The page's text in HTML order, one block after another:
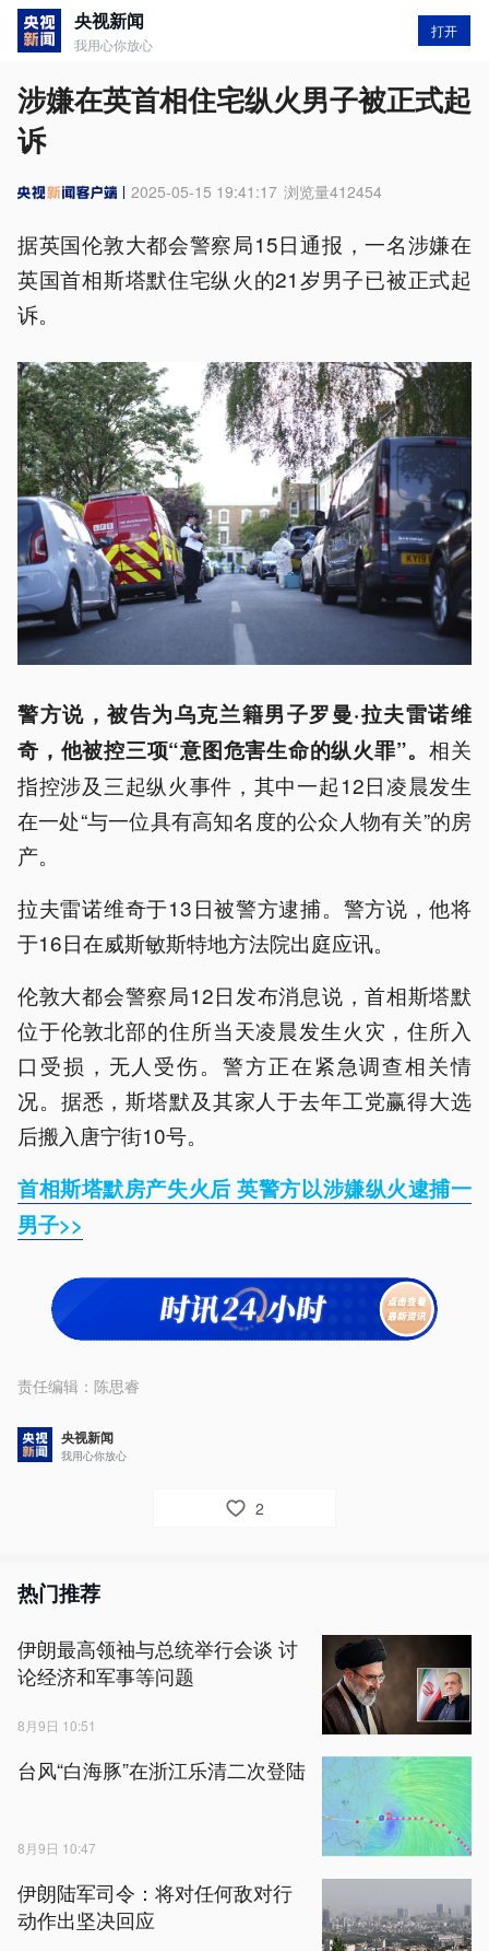
央视新闻
我用心你放心
打开
涉嫌在英首相住宅纵火男子被正式起
诉
2025-05-15 19:41:17 浏览量412454
据英国伦敦大都会警察局15日通报，一名涉嫌在
英国首相斯塔默住宅纵火的21岁男子已被正式起
诉。
警方说，被告为乌克兰籍男子罗曼·拉夫雷诺维
奇，他被控三项“意图危害生命的纵火罪”。相关
指控涉及三起纵火事件，其中一起12日凌晨发生
在一处“与一位具有高知名度的公众人物有关”的房
产。
拉夫雷诺维奇于13日被警方逮捕。警方说，他将
于16日在威斯敏斯特地方法院出庭应讯。
伦敦大都会警察局12日发布消息说，首相斯塔默
位于伦敦北部的住所当天凌晨发生火灾，住所入
口受损，无人受伤。警方正在紧急调查相关情
况。据悉，斯塔默及其家人于去年工党赢得大选
后搬入唐宁街10号。
首相斯塔默房产失火后 英警方以涉嫌纵火逮捕一
男子>>
责任编辑： 陈思睿
央视新闻
我用心你放心
2
热门推荐
伊朗最高领袖与总统举行会谈 讨
论经济和军事等问题
8月9日 10:51
台风“白海豚”在浙江乐清二次登陆
8月9日 10:47
伊朗陆军司令：将对任何敌对行
动作出坚决回应